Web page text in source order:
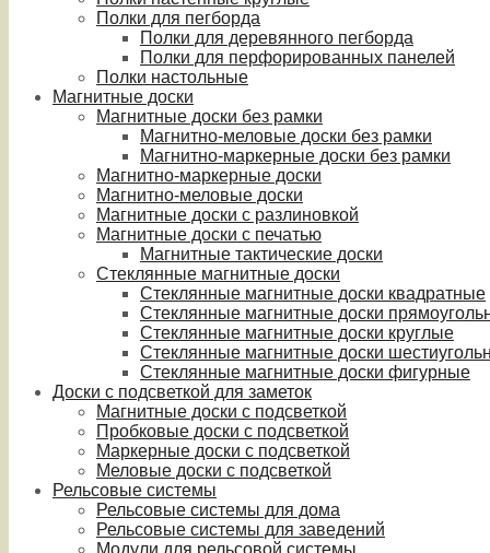
Полки для пегборда
Полки для деревянного пегборда
Полки для перфорированных панелей
Полки настольные
Магнитные доски
Магнитные доски без рамки
Магнитно-меловые доски без рамки
Магнитно-маркерные доски без рамки
Магнитно-маркерные доски
Магнитно-меловые доски
Магнитные доски с разлиновкой
Магнитные доски с печатью
Магнитные тактические доски
Стеклянные магнитные доски
Стеклянные магнитные доски квадратные
Стеклянные магнитные доски
Стеклянные магнитные доски круглые
Стеклянные магнитные доски
Стеклянные магнитные доски фигурные
Доски с подсветкой для заметок
Магнитные доски с подсветкой
Пробковые доски с подсветкой
Маркерные доски с подсветкой
Меловые доски с подсветкой
Рельсовые системы
Рельсовые системы для дома
Рельсовые системы для заведений
Модули для рельсовой системы